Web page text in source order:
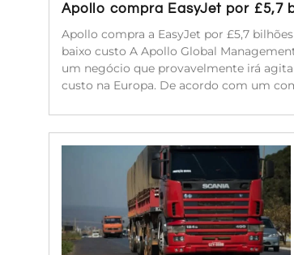
Apollo compra EasyJet por £5,7
Apollo compra a EasyJet por £5,7
baixo custo A Apollo Global
um negócio que provavelmente irá
custo na Europa. De acordo com um